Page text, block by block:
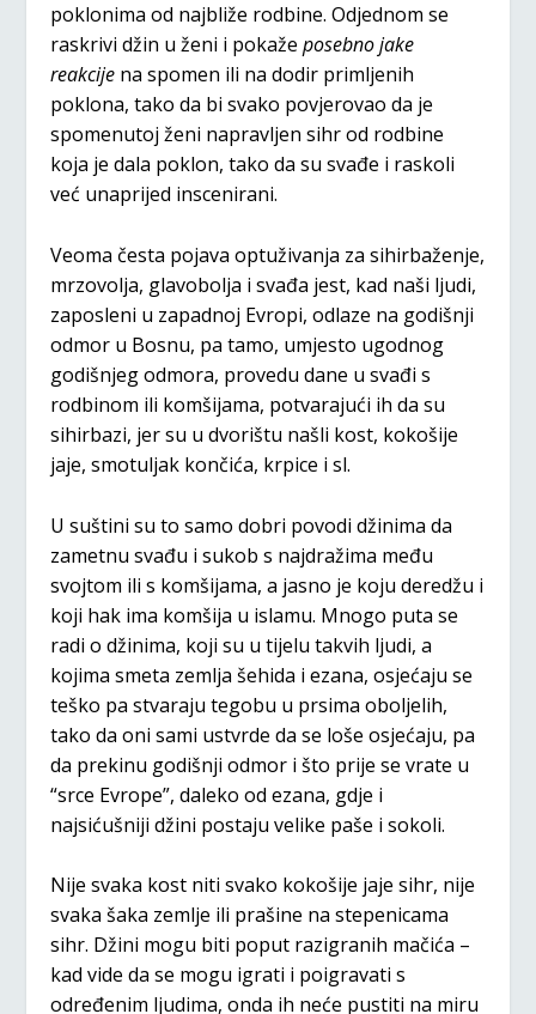
poklonima od najbliže rodbine. Odjednom se
raskrivi džin u ženi i pokažeposebno jake
reakcije na spomen ili na dodir primljenih
poklona, tako da bi svako povjerovao da je
spomenutoj ženi napravljen sihr od rodbine
koja je dala poklon, tako da su svađe i raskoli
već unaprijed inscenirani.
Veoma česta pojava optuživanja za sihirbaženje,
mrzovolja, glavobolja i svađa jest, kad naši ljudi,
zaposleni u zapadnoj Evropi, odlaze na godišnji
odmor u Bosnu, pa tamo, umjesto ugodnog
godišnjeg odmora, provedu dane u svađi s
rodbinom ili komšijama, potvarajući ih da su
sihirbazi, jer su u dvorištu našli kost, kokošije
jaje, smotuljak končića, krpice i sl.
U suštini su to samo dobri povodi džinima da
zametnu svađu i sukob s najdražima među
svojtom ili s komšijama, a jasno je koju deredžu i
koji hak ima komšija u islamu. Mnogo puta se
radi o džinima, koji su u tijelu takvih ljudi, a
kojima smeta zemlja šehida i ezana, osjećaju se
teško pa stvaraju tegobu u prsima oboljelih,
tako da oni sami ustvrde da se loše osjećaju, pa
da prekinu godišnji odmor i što prije se vrate u
“srce Evrope”, daleko od ezana, gdje i
najsićušniji džini postaju velike paše i sokoli.
Nije svaka kost niti svako kokošije jaje sihr, nije
svaka šaka zemlje ili prašine na stepenicama
sihr. Džini mogu biti poput razigranih mačića –
kad vide da se mogu igrati i poigravati s
određenim ljudima, onda ih neće pustiti na miru